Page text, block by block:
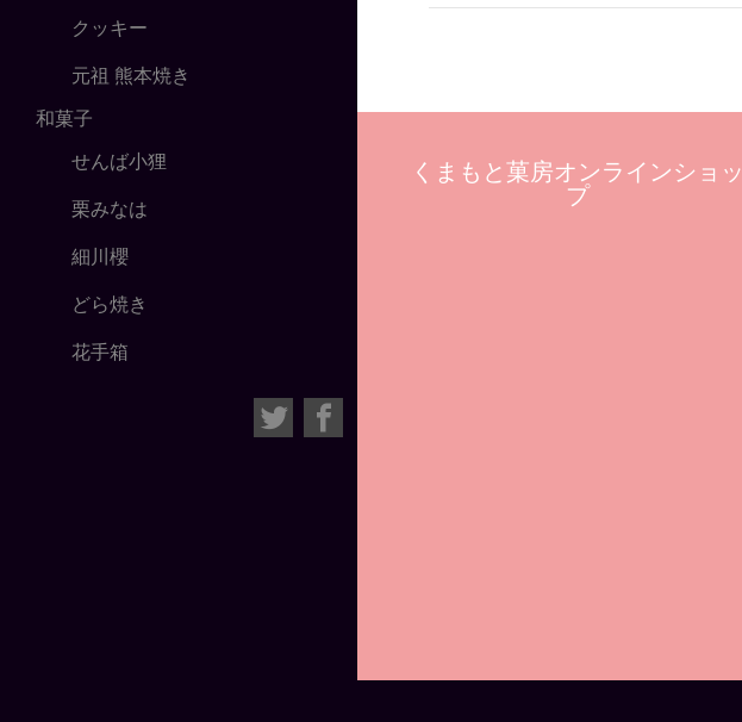
クッキー
元祖 熊本焼き
和菓子
せんば小狸
栗みなは
細川櫻
どら焼き
花手箱
くまもと菓房オンラインショッ
プ